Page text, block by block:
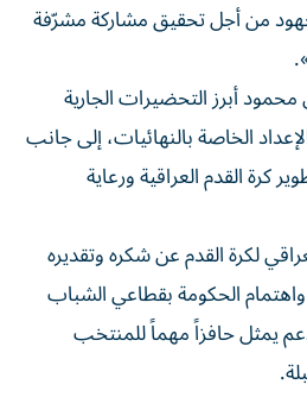
من أجل تحقيق مشاركة مشرّفة
أبرز التحضيرات الجارية
الخاصة بالنهائيات، إلى جانب
كرة القدم العراقية ورعاية
لكرة القدم عن شكره وتقديره
الحكومة بقطاعي الشباب
يمثل حافزاً مهماً للمنتخب